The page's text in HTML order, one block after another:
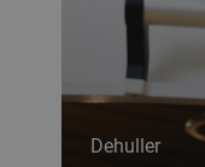
Dehuller